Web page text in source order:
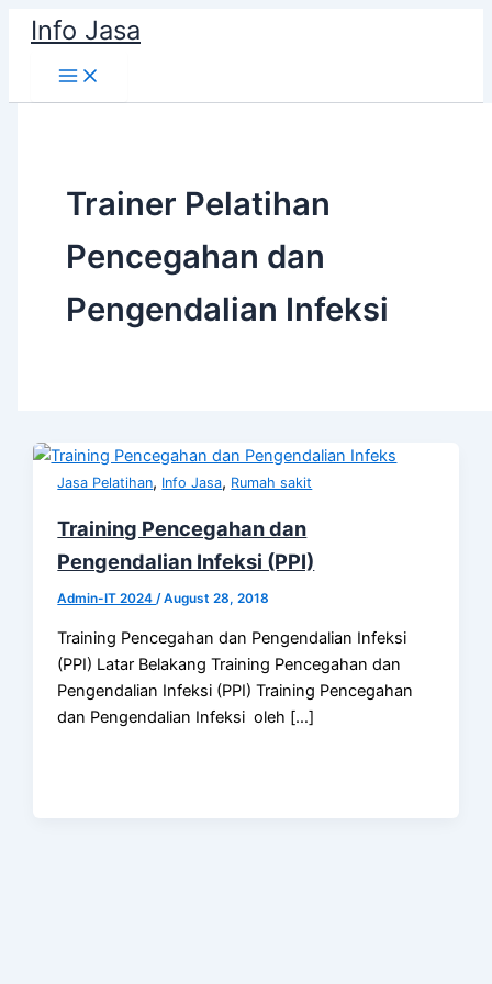
Skip
content
Info Jasa
Trainer Pelatihan
Pencegahan dan
Pengendalian Infeksi
Jasa Pelatihan, Info Jasa, Rumah sakit
Training Pencegahan dan
Pengendalian Infeksi (PPI)
Admin-IT 2024/August 28, 2018
Training Pencegahan dan Pengendalian Infeksi
(PPI) Latar Belakang Training Pencegahan dan
Pengendalian Infeksi (PPI) Training Pencegahan
dan Pengendalian Infeksi oleh […]